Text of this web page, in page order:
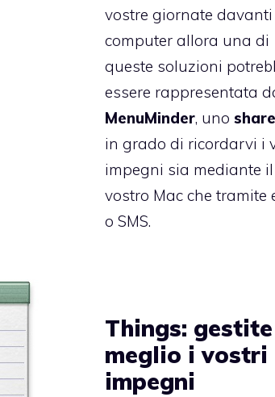
vostre giornate
computer allora una di
queste soluzioni
essere rappresentata
MenuMinder, uno
in grado di ricordarvi i
impegni sia mediante il
vostro Mac che tramite
o SMS.
Things:
meglio i vostri
impegni